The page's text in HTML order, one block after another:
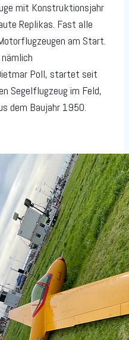
mit Konstruktionsjahr
Replikas. Fast alle
am Start.
Poll, startet seit
Segelflugzeug im Feld,
dem Baujahr 1950.